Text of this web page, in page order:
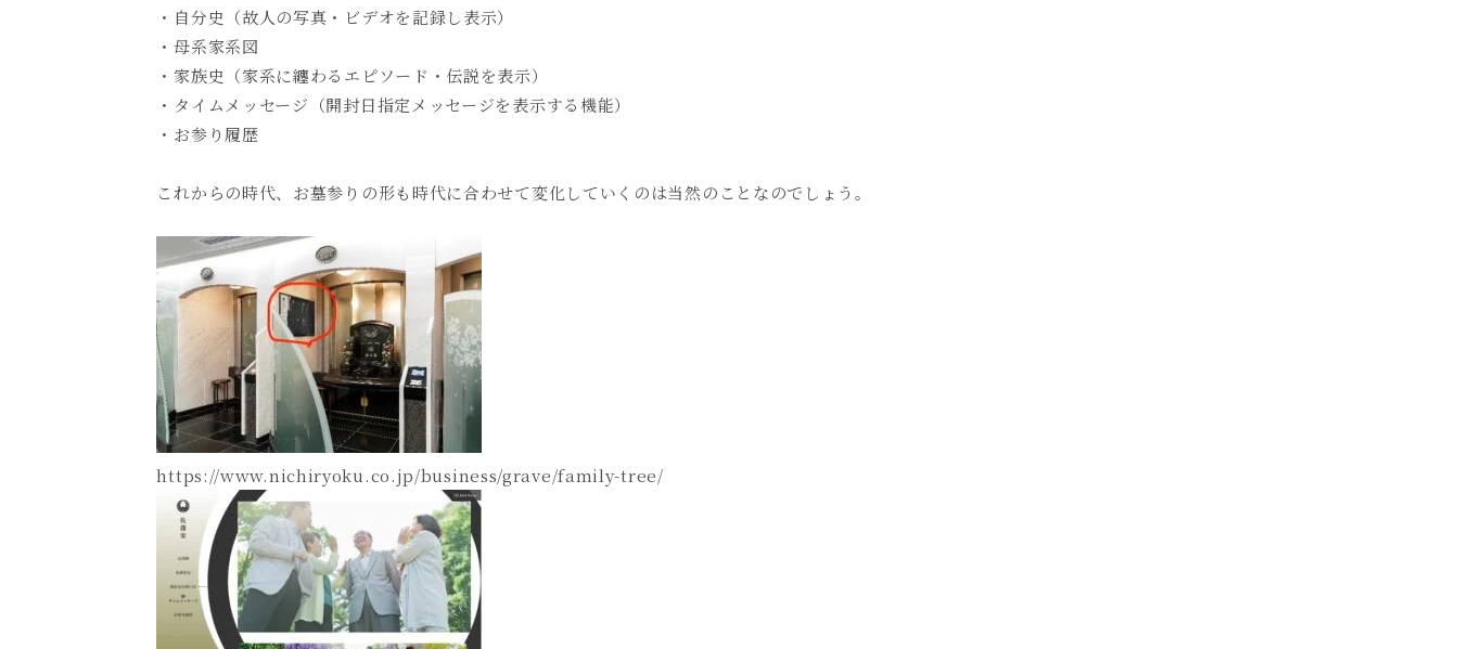
・自分史（故人の写真・ビデオを記録し表示）
・母系家系図
・家族史（家系に纏わるエピソード・伝説を表示）
・タイムメッセージ（開封日指定メッセージを表示する機能）
・お参り履歴
これからの時代、お墓参りの形も時代に合わせて変化していくのは当然のことなのでしょう。
https://www.nichiryoku.co.jp/business/grave/family-tree/